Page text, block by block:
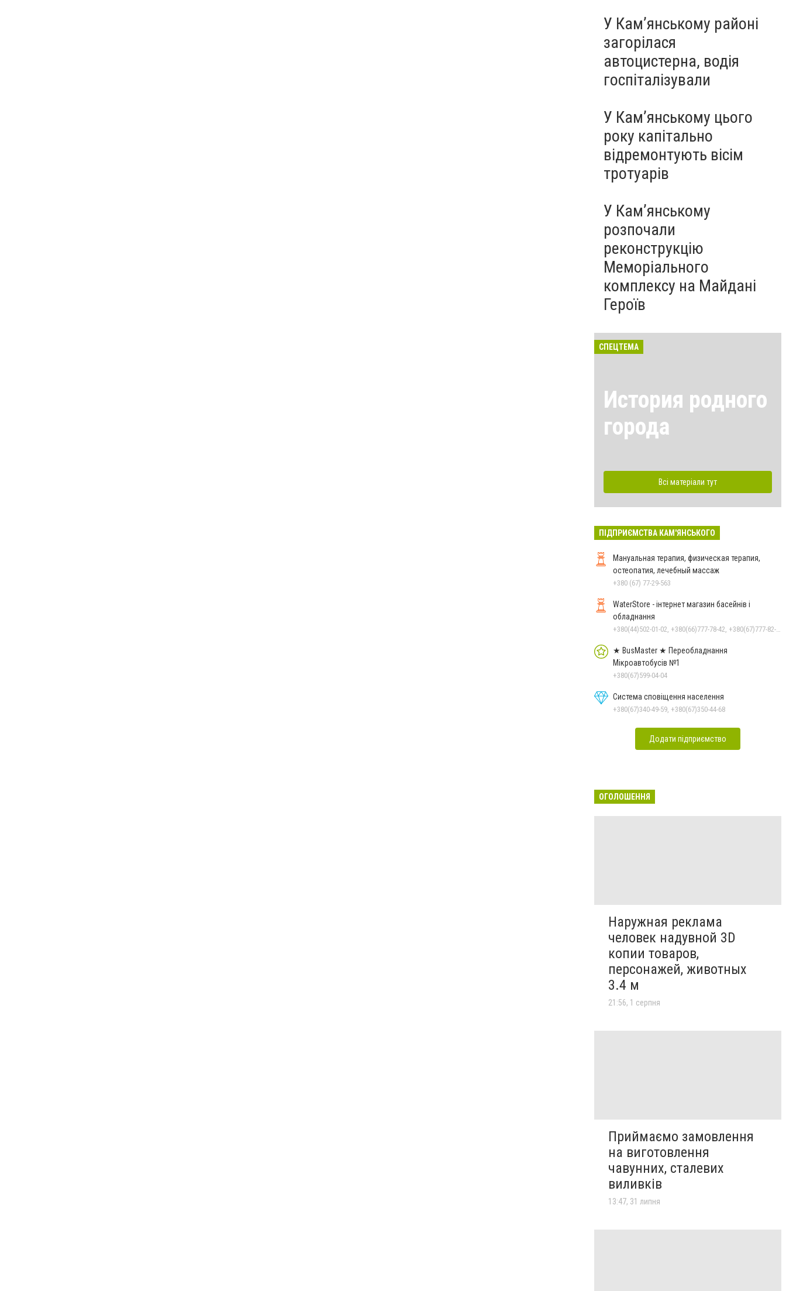
У Кам’янському районі
загорілася
автоцистерна, водія
госпіталізували
У Кам’янському цього
року капітально
відремонтують вісім
тротуарів
У Кам’янському
розпочали
реконструкцію
Меморіального
комплексу на Майдані
Героїв
СПЕЦТЕМА
История родного
города
Всі матеріали тут
ПІДПРИЄМСТВА КАМ'ЯНСЬКОГО
Мануальная терапия, физическая терапия,
остеопатия, лечебный массаж
+380 (67) 77-29-563
WaterStore - інтернет магазин басейнів і
обладнання
★ BusMaster ★ Переобладнання
Мікроавтобусів №1
+380(67)599-04-04
Система сповіщення населення
+380(67)340-49-59, +380(67)350-44-68
Додати підприємство
ОГОЛОШЕННЯ
Наружная реклама
человек надувной 3D
копии товаров,
персонажей, животных
3.4 м
21:56, 1 серпня
Приймаємо замовлення
на виготовлення
чавунних, сталевих
виливків
13:47, 31 липня